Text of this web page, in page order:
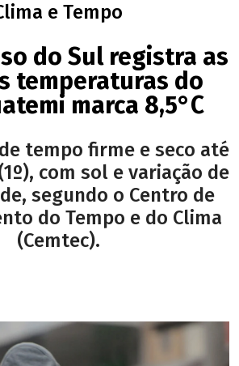
e Tempo
do Sul registra as
temperaturas do
marca 8,5°C
tempo firme e seco até
com sol e variação de
segundo o Centro de
do Tempo e do Clima
(Cemtec).